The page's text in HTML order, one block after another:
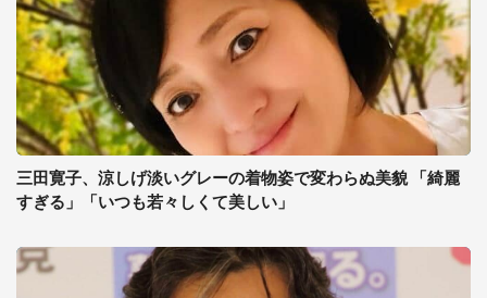
三田寛子、涼しげ淡いグレーの着物姿で変わらぬ美貌 「綺麗
すぎる」「いつも若々しくて美しい」